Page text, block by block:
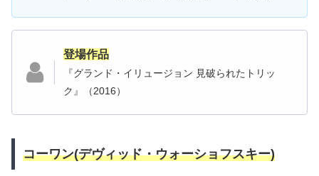
登場作品
『グランド・イリュージョン 見破られたトリッ
ク』（2016）
コーワン(デヴィッド・ウォーショフスキー)